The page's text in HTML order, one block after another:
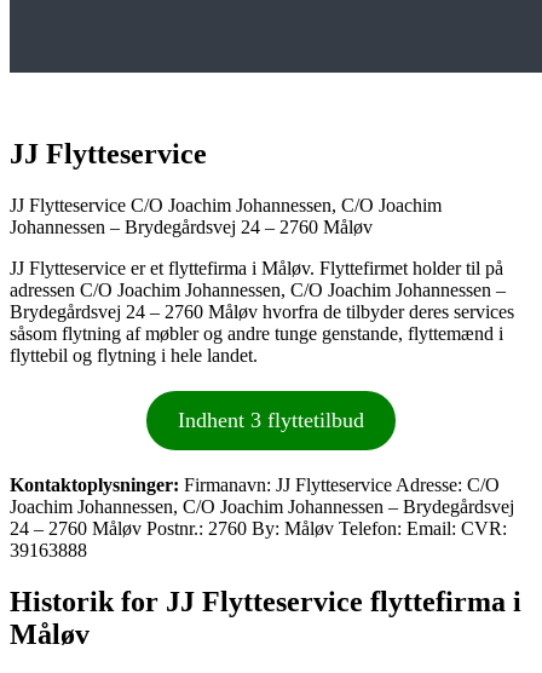
JJ Flytteservice
JJ Flytteservice C/O Joachim Johannessen, C/O Joachim
Johannessen – Brydegårdsvej 24 – 2760 Måløv
JJ Flytteservice er et flyttefirma i Måløv. Flyttefirmet holder til på
adressen C/O Joachim Johannessen, C/O Joachim Johannessen –
Brydegårdsvej 24 – 2760 Måløv hvorfra de tilbyder deres services
såsom flytning af møbler og andre tunge genstande, flyttemænd i
flyttebil og flytning i hele landet.
Indhent 3 flyttetilbud
Kontaktoplysninger: Firmanavn: JJ Flytteservice Adresse: C/O
Joachim Johannessen, C/O Joachim Johannessen – Brydegårdsvej
24 – 2760 Måløv Postnr.: 2760 By: Måløv Telefon: Email: CVR:
39163888
Historik for JJ Flytteservice flyttefirma i
Måløv